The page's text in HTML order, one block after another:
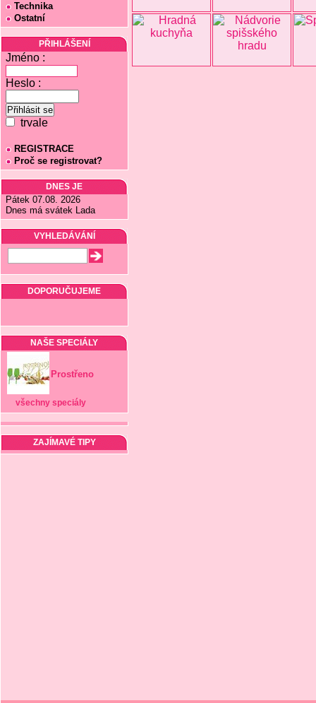
Technika
Ostatní
PŘIHLÁŠENÍ
Jméno :
Heslo :
trvale
REGISTRACE
Proč se registrovat?
DNES JE
Pátek 07.08. 2026
Dnes má svátek Lada
VYHLEDÁVÁNÍ
DOPORUČUJEME
NAŠE SPECIÁLY
Prostřeno
všechny speciály
ZAJÍMAVÉ TIPY